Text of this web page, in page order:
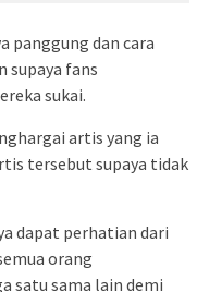
panggung dan cara
supaya fans
sukai.
artis yang ia
tersebut supaya tidak
dapat perhatian dari
orang
satu sama lain demi